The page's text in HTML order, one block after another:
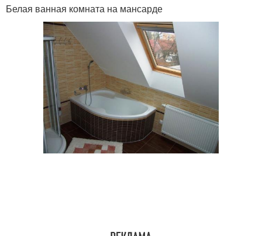
Белая ванная комната на мансарде